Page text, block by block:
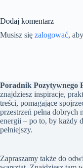
Dodaj komentarz
Musisz się zalogować,
Poradnik Pozytywnego
znajdziesz inspiracje,
treści, pomagające
przestrzeń pełna
energii – po to, by każdy
pełniejszy.
Zapraszamy także do